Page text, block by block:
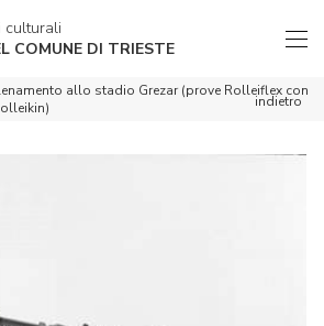
culturali
COMUNE DI TRIESTE
indietro
allo stadio Grezar (prove Rolleiflex con